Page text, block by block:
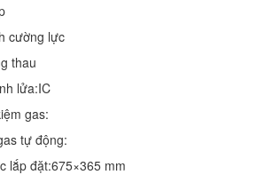
cường lực
thau
lửa:IC
gas:
tự động:
lắp đặt:675×365 mm